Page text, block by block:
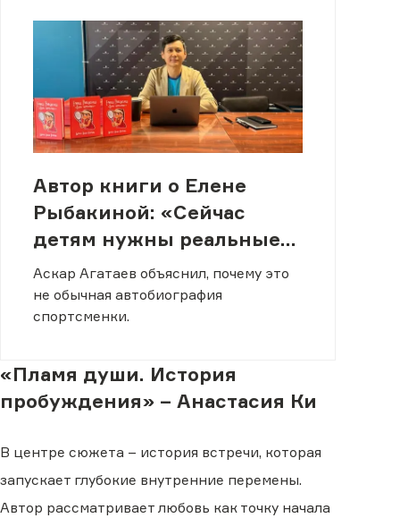
Автор книги о Елене
Рыбакиной: «Сейчас
детям нужны реальные
герои, на которых можно
равняться»
Аскар Агатаев объяснил, почему это
не обычная автобиография
спортсменки.
«Пламя души. История
пробуждения» – Анастасия Ки
В центре сюжета – история встречи, которая
запускает глубокие внутренние перемены.
Автор рассматривает любовь как точку начала